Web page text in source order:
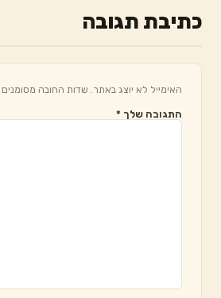
כתיבת תגובה
האימייל לא יוצג באתר. שדות החובה מסומנים
התגובה שלך *